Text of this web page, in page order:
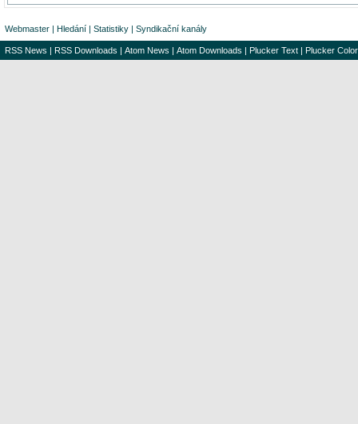
Webmaster | Hledání | Statistiky | Syndikační kanály
RSS News | RSS Downloads | Atom News | Atom Downloads | Plucker Text | Plucker Color